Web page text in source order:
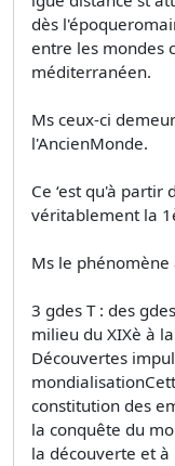
dès
entre les mondes
méditerranéen.
Ms ceux-ci
l'AncienMonde.
Ce ‘est qu'à partir
véritablement la
Ms le
3 gdes T : des
milieu du XIXè à
Découvertes
constitution des
la conquête du
la découverte et